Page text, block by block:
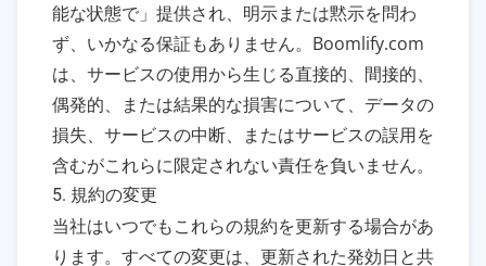
能な状態で」提供され、明示または黙示を問わ
ず、いかなる保証もありません。Boomlify.com
は、サービスの使用から生じる直接的、間接的、
偶発的、または結果的な損害について、データの
損失、サービスの中断、またはサービスの誤用を
含むがこれらに限定されない責任を負いません。
5. 規約の変更
当社はいつでもこれらの規約を更新する場合があ
ります。すべての変更は、更新された発効日と共